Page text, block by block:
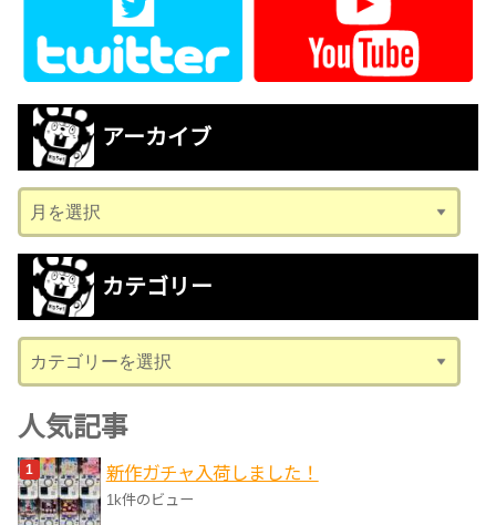
アーカイブ
ー
カ
ブ
カテゴリー
テ
ゴ
リ
ー
人気記事
新作ガチャ入荷しました！
1k件のビュー